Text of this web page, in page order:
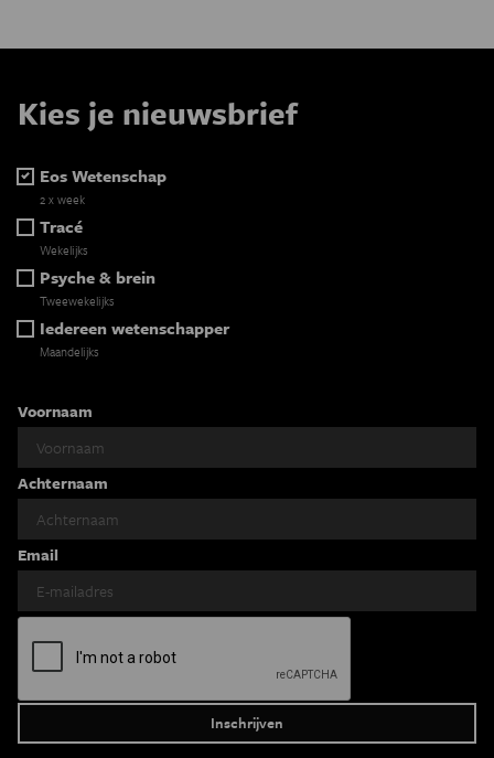
Kies je nieuwsbrief
Eos Wetenschap
2 x week
Tracé
Wekelijks
Psyche & brein
Tweewekelijks
Iedereen wetenschapper
Maandelijks
Voornaam
Achternaam
Email